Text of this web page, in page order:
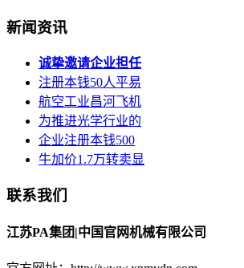
新闻资讯
诚挚邀请企业担任
注册本钱50人平易
航空工业昌河飞机
为推进光学行业的
企业注册本钱500
牛加价1.7万转卖显
联系我们
江苏PA集团|中国官网机械有限公司